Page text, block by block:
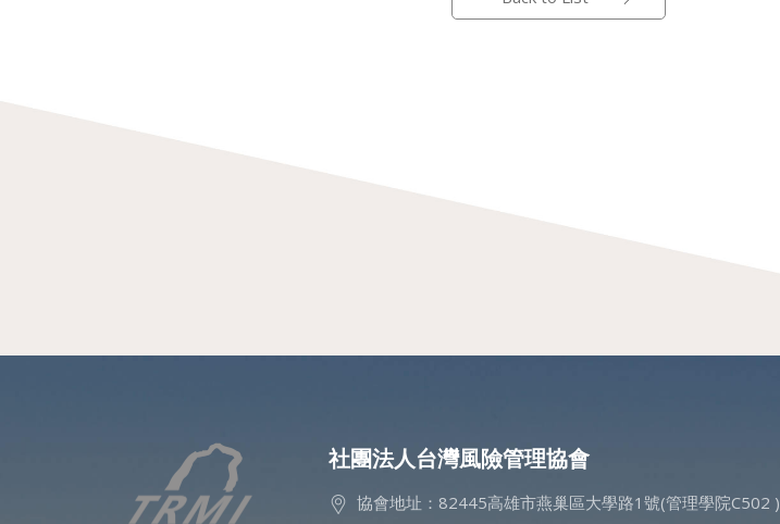
社團法人台灣風險管理協會
協會地址：82445高雄市燕巢區大學路1號(管理學院C502 )